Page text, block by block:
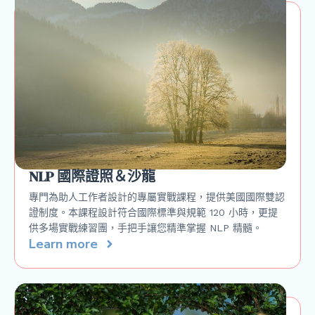
NLP 國際證照＆沙龍
專門為助人工作者設計的專屬實戰課程，提供美國國際雙認
證制度。本課程設計符合國際標準與規範 120 小時，更提
供多場實戰練習團，手把手讓您精準掌握 NLP 精髓。
Learn more